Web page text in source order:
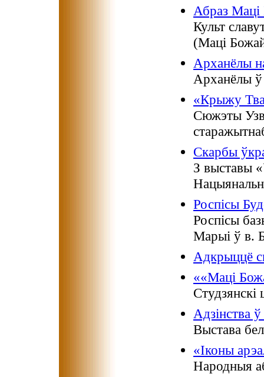
Абраз Маці
Культ
(Маці
Арханёлы
Арханёлы ў
«Крыжу
Сюжэты
Скарбы
З выставы
Роспісы
Роспісы
Марыі ў в.
Адкрыццё
««Маці
Адзінства ў
Выстава
«Іконы
Народныя